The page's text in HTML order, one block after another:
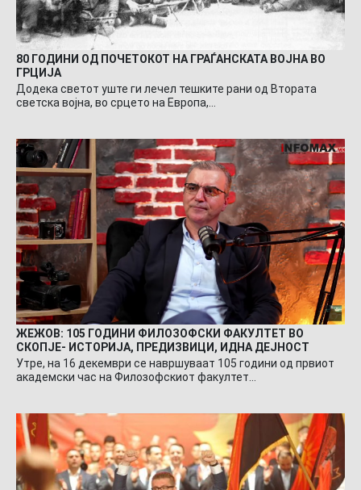
80 ГОДИНИ ОД ПОЧЕТОКОТ НА ГРАЃАНСКАТА ВОЈНА ВО
ГРЦИЈА
Додека светот уште ги лечел тешките рани од Втората
светска војна, во срцето на Европа,…
ЖЕЖОВ: 105 ГОДИНИ ФИЛОЗОФСКИ ФАКУЛТЕТ ВО
СКОПЈЕ- ИСТОРИЈА, ПРЕДИЗВИЦИ, ИДНА ДЕЈНОСТ
Утре, на 16 декември се навршуваат 105 години од првиот
академски час на Филозофскиот факултет…